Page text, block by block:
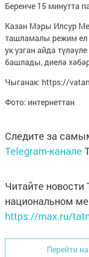
Беренче 15 минутта
Казан Мэры Илсур
ташламалы режим
ук узган айда
башлады, диелә
Чыганак: https://
Фото: интернеттан
Следите за
Telegram-канале
Читайте новости
национальном
https://max.ru/
Перейти